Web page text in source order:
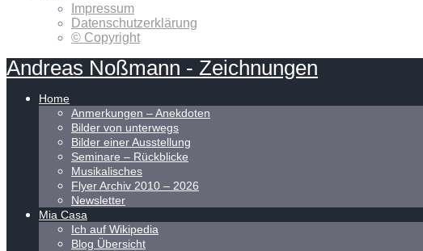
Impressum
Datenschutzerklärung
© Copyright
Andreas Noßmann - Zeichnungen
Home
Anmerkungen – Anekdoten
Bilder von unterwegs
Bilder einer Ausstellung
Seminare – Rückblicke
Musikalisches
Flyer Archiv 2010 – 2026
Newsletter
Mia Casa
Ich auf Wikipedia
Blog Übersicht